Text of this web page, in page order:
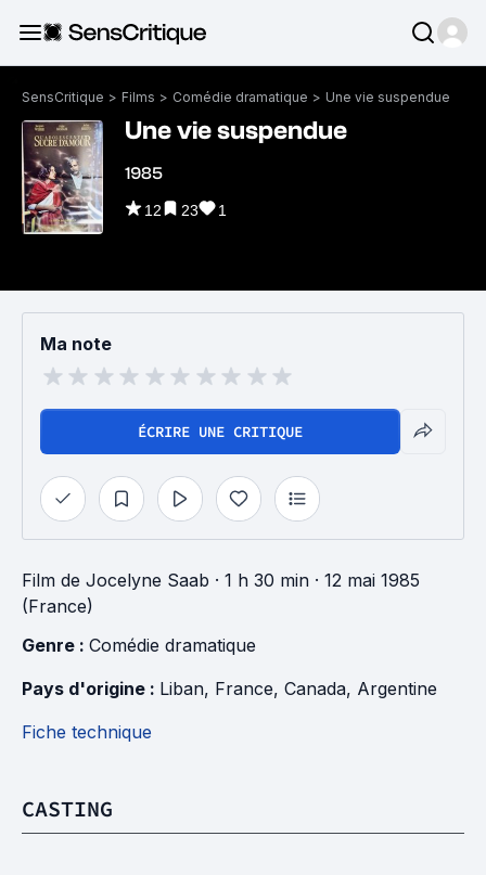
SensCritique > Films > Comédie dramatique > Une vie suspendue
Une vie suspendue
1985
12 23 1
Ma note
ÉCRIRE UNE CRITIQUE
Film de Jocelyne Saab · 1 h 30 min · 12 mai 1985
(France)
Genre : Comédie dramatique
Pays d'origine : Liban, France, Canada, Argentine
Fiche technique
CASTING